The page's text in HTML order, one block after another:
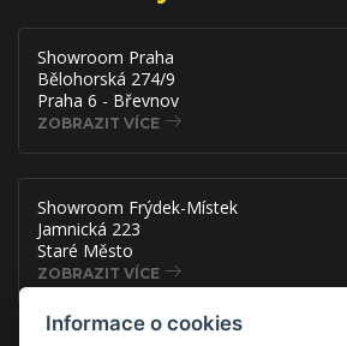
Showroom Praha
Bělohorská 274/9
Praha 6 - Břevnov
ZOBRAZIT VÍCE
Showroom Frýdek-Místek
Jamnická 223
Staré Město
ZOBRAZIT VÍCE
Informace o cookies